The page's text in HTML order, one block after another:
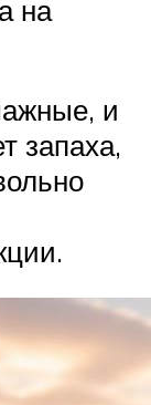
на
и
запаха,